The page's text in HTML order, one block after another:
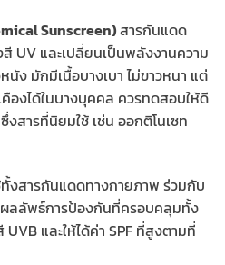
Sunscreen)สารกันแดด
UV และเปลี่ยนเป็นพลังงานความ
ง มักมีเนื้อบางเบา ไม่ขาวหนา แต่
คืองได้ในบางบุคคล ควรทดสอบให้ดี
สารที่นิยมใช้ เช่น ออกติโนเซท
สารกันแดดทางกายภาพ ร่วมกับ
ผลลัพธ์การป้องกันที่ครอบคลุมทั้ง
และให้ได้ค่า SPF ที่สูงตามที่